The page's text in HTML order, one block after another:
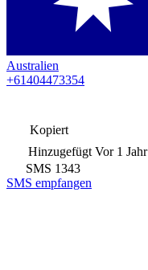
Australien
+61404473354
Kopiert
Hinzugefügt Vor 1 Jahr
SMS 1343
SMS empfangen